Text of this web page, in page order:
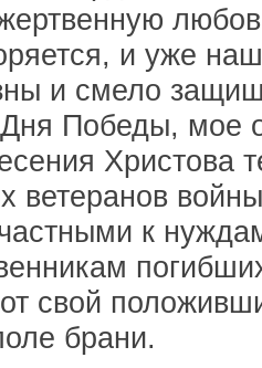
и уже
и смело
Победы, мое
Христова
ветеранов
к
свой
брани.